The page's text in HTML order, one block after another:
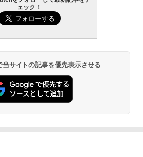
ェック！
サイトの記事を優先表示させる